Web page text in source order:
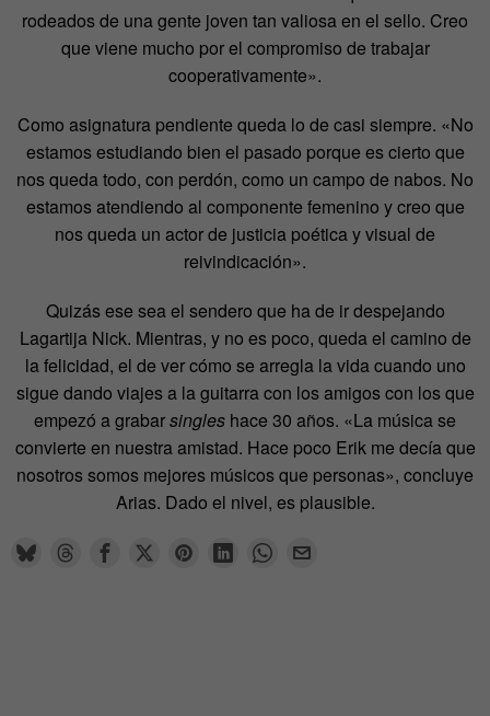
rodeados de una gente joven tan valiosa en el sello. Creo
que viene mucho por el compromiso de trabajar
cooperativamente».
Como asignatura pendiente queda lo de casi siempre. «No
estamos estudiando bien el pasado porque es cierto que
nos queda todo, con perdón, como un campo de nabos. No
estamos atendiendo al componente femenino y creo que
nos queda un actor de justicia poética y visual de
reivindicación».
Quizás ese sea el sendero que ha de ir despejando
Lagartija Nick. Mientras, y no es poco, queda el camino de
la felicidad, el de ver cómo se arregla la vida cuando uno
sigue dando viajes a la guitarra con los amigos con los que
empezó a grabarsingles hace 30 años. «La música se
convierte en nuestra amistad. Hace poco Erik me decía que
nosotros somos mejores músicos que personas», concluye
Arias. Dado el nivel, es plausible.